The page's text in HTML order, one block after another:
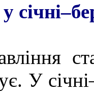
у
У